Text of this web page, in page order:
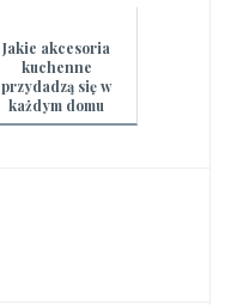
Jakie akcesoria
kuchenne
przydadzą się w
każdym domu